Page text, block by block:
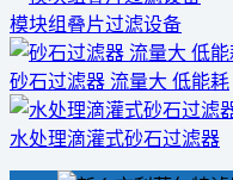
模块组叠片过滤设备
砂石过滤器 流量大 低能耗
水处理滴灌式砂石过滤器